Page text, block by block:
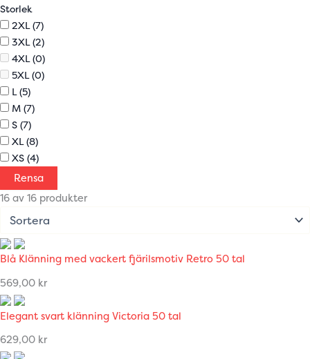
Storlek
2XL (7)
3XL (2)
4XL (0)
5XL (0)
L (5)
M (7)
S (7)
XL (8)
XS (4)
Rensa
16 av 16 produkter
Blå Klänning med vackert fjärilsmotiv Retro 50 tal
569,00 kr
Elegant svart klänning Victoria 50 tal
629,00 kr